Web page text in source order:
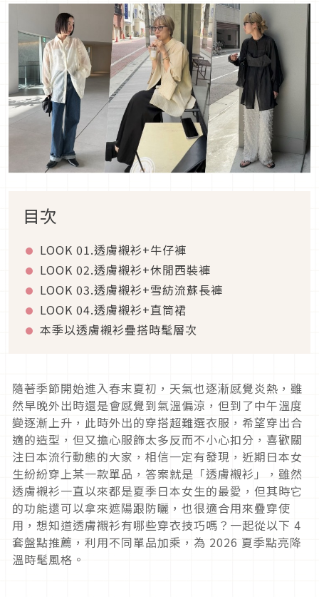
目次
LOOK 01.透膚襯衫+牛仔褲
LOOK 02.透膚襯衫+休閒西裝褲
LOOK 03.透膚襯衫+雪紡流蘇長褲
LOOK 04.透膚襯衫+直筒裙
本季以透膚襯衫疊搭時髦層次
隨著季節開始進入春末夏初，天氣也逐漸感覺炎熱，雖
然早晚外出時還是會感覺到氣溫偏涼，但到了中午溫度
變逐漸上升，此時外出的穿搭超難選衣服，希望穿出合
適的造型，但又擔心服飾太多反而不小心扣分，喜歡關
注日本流行動態的大家，相信一定有發現，近期日本女
生紛紛穿上某一款單品，答案就是「透膚襯衫」，雖然
透膚襯衫一直以來都是夏季日本女生的最愛，但其時它
的功能還可以拿來遮陽跟防曬，也很適合用來疊穿使
用，想知道透膚襯衫有哪些穿衣技巧嗎？一起從以下 4
套盤點推薦，利用不同單品加乘，為 2026 夏季點亮降
溫時髦風格。